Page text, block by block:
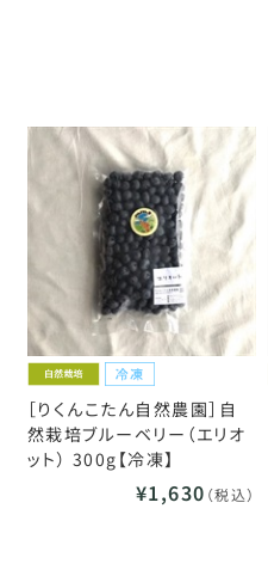
［りくんこたん自然農園］自
然栽培ブルーベリー（エリオ
ット） 300g【冷凍】
¥1,630 （税込）